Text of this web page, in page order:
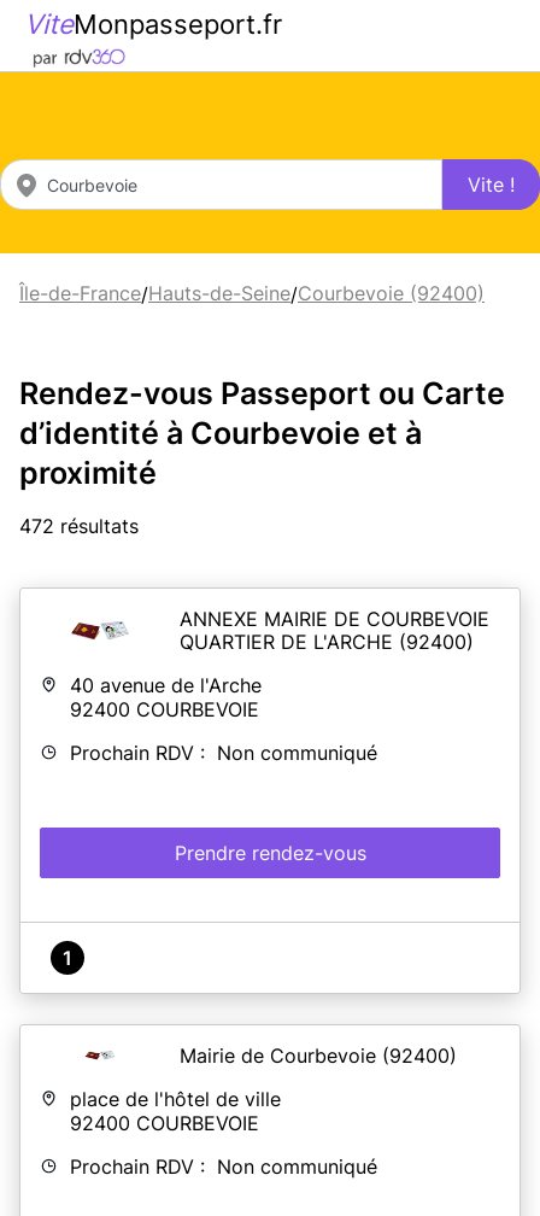
ViteMonpasseport.fr
Vite !
Île-de-France/Hauts-de-Seine/Courbevoie (92400)
Rendez-vous Passeport ou Carte
d’identité à Courbevoie et à
proximité
472 résultats
ANNEXE MAIRIE DE COURBEVOIE
QUARTIER DE L'ARCHE (92400)
40 avenue de l'Arche
92400 COURBEVOIE
Prochain RDV : Non communiqué
Prendre rendez-vous
1
Mairie de Courbevoie (92400)
place de l'hôtel de ville
92400 COURBEVOIE
Prochain RDV : Non communiqué